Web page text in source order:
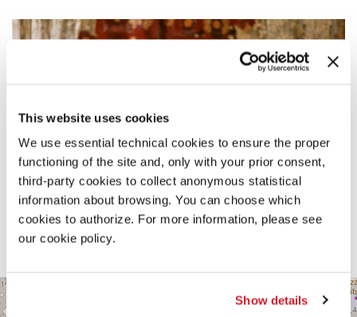
This website uses cookies
We use essential technical cookies to ensure the proper
functioning of the site and, only with your prior consent,
third-party cookies to collect anonymous statistical
information about browsing. You can choose which
cookies to authorize. For more information, please see
our cookie policy.
Show details
CINEMA
ROSSINI